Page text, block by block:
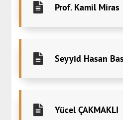
Prof. Kamil Miras
Seyyid Hasan
Yücel ÇAKMAKLI